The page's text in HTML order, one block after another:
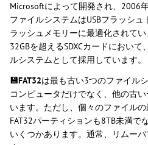
Microsoftによって開発され、2006
ファイルシステムはUSBフラッシ
ラッシュメモリーに最適化されてい
32GBを超えるSDXCカードにおいて
ルシステムとして採用しています。
💾FAT32は最も古い3つのファイル
コンピュータだけでなく、他の古
います。ただし、個々のファイルの
FAT32パーティションも8TB未満で
いくつかあります。通常、リムー